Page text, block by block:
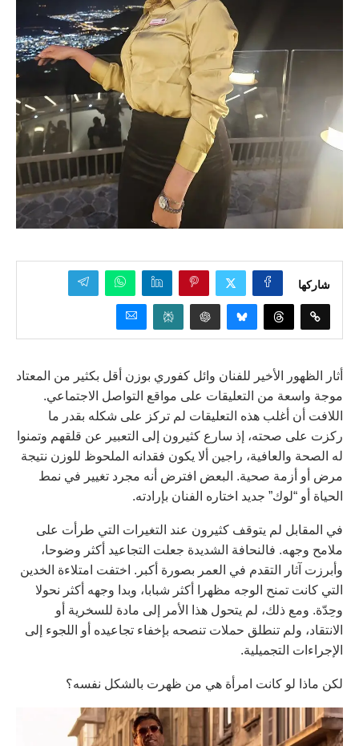
شاركها
أثار الظهور الأخير للفنان وائل كفوري بوزن أقل بكثير من المعتاد
موجة واسعة من التعليقات على مواقع التواصل الاجتماعي.
اللافت أن أغلب هذه التعليقات لم تركز على شكله بقدر ما
ركزت على صحته، إذ سارع كثيرون إلى التعبير عن قلقهم وتمنوا
له الصحة والعافية، راجين ألا يكون فقدانه الملحوظ للوزن نتيجة
مرض أو أزمة صحية. البعض افترض أنه مجرد تغيير في نمط
الحياة أو “لوك” جديد اختاره الفنان بإرادته.
في المقابل لم يتوقف كثيرون عند التغيرات التي طرأت على
ملامح وجهه. فالنحافة الشديدة جعلت التجاعيد أكثر وضوحا،
وأبرزت آثار التقدم في العمر بصورة أكبر. اختفت امتلاءة الخدين
التي كانت تمنح الوجه مظهرا أكثر شبابا، وبدا وجهه أكثر نحولا
وحِدّة. ومع ذلك، لم يتحول هذا الأمر إلى مادة للسخرية أو
الانتقاد، ولم تنطلق حملات تنصحه بإخفاء تجاعيده أو اللجوء إلى
الإجراءات التجميلية.
لكن ماذا لو كانت امرأة هي من ظهرت بالشكل نفسه؟